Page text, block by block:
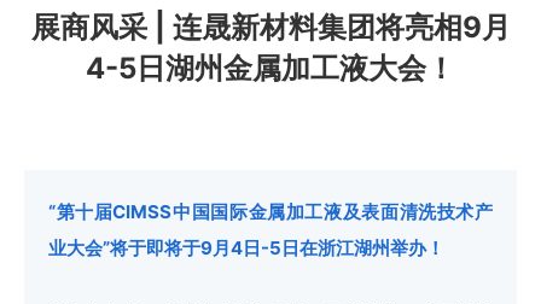
展商风采 | 连晟新材料集团将亮相9月
4-5日湖州金属加工液大会！
“第十届CIMSS中国国际金属加工液及表面清洗技术产
业大会”将于即将于9月4日-5日在浙江湖州举办！